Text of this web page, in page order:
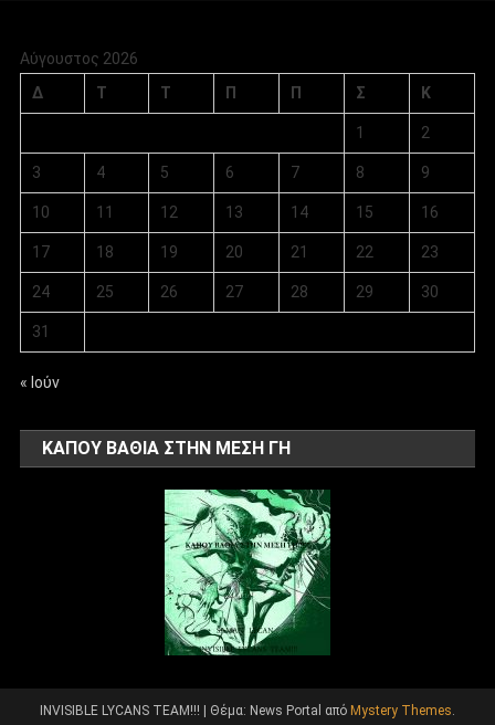
Αύγουστος 2026
Δ
Τ Τ Π Π Σ Κ
1 2
3 4 5 6 7 8 9
10 11 12 13 14 15 16
17 18 19 20 21 22 23
24 25 26 27 28 29 30
31
« Ιούν
ΚΑΠΟΥ ΒΑΘΙΑ ΣΤΗΝ ΜΕΣΗ ΓΗ
INVISIBLE LYCANS TEAM!!! Θέμα: News Portal από Mystery Themes.